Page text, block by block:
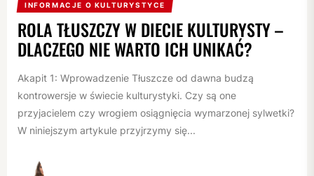
INFORMACJE O KULTURYSTYCE
ROLA TŁUSZCZY W DIECIE KULTURYSTY –
DLACZEGO NIE WARTO ICH UNIKAĆ?
Akapit 1: Wprowadzenie Tłuszcze od dawna budzą
kontrowersje w świecie kulturystyki. Czy są one
przyjacielem czy wrogiem osiągnięcia wymarzonej sylwetki?
W niniejszym artykule przyjrzymy się...